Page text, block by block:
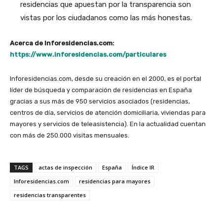
residencias que apuestan por la transparencia son
vistas por los ciudadanos como las más honestas.
Acerca de Inforesidencias.com:
https://www.inforesidencias.com/particulares
Inforesidencias.com, desde su creación en el 2000, es el portal
líder de búsqueda y comparación de residencias en España
gracias a sus más de 950 servicios asociados (residencias,
centros de día, servicios de atención domiciliaria, viviendas para
mayores y servicios de teleasistencia). En la actualidad cuentan
con más de 250.000 visitas mensuales.
TAGS actas de inspección España
Índice IR
Inforesidencias.com
residencias para mayores
residencias transparentes